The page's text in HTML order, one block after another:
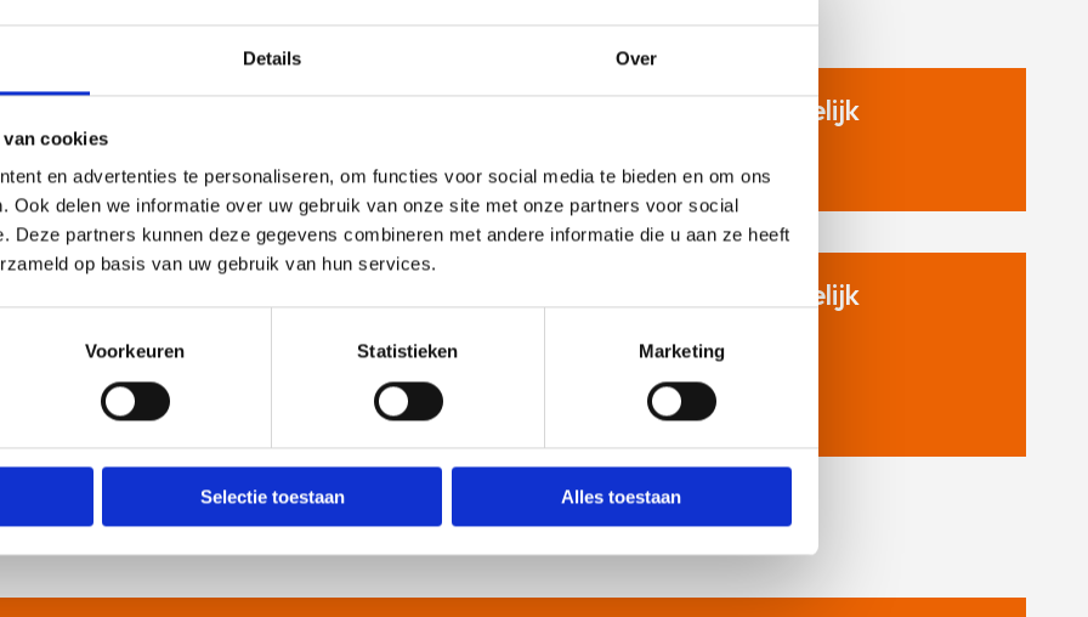
Details Over
cookies
en advertenties te personaliseren, om functies voor social media te bieden en om ons
Ook delen we informatie over uw gebruik van onze site met onze partners voor social
Deze partners kunnen deze gegevens combineren met andere informatie die u aan ze heeft
op basis van uw gebruik van hun services.
Voorkeuren Statistieken Marketing
Selectie toestaan Alles toestaan
Wkkgz en zijn dus niet klachtgerechtigd.
Kennelijk niet-ontvankelijk
Lees meer >>
van DOKh, terwijl de zorgorganisatie
misverstanden te voorkomen is het van belang
klachtenprocedure en indien nodig helpt bij contact
Kennelijk niet-ontvankelijk